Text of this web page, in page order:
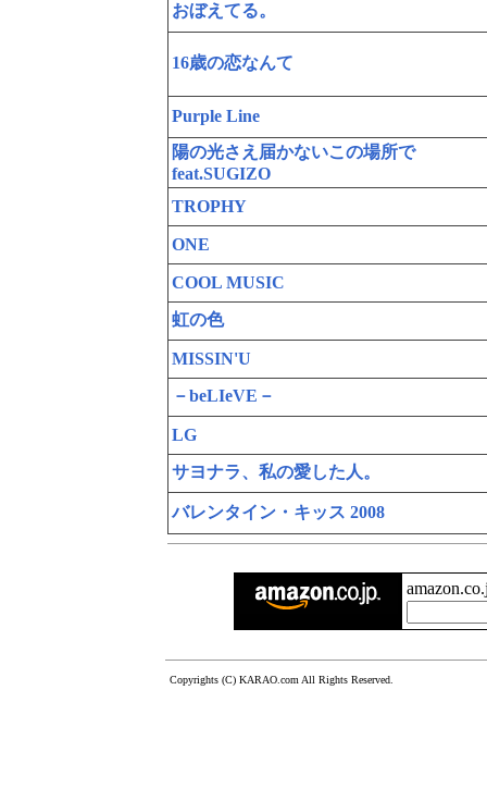
おぼえてる。
16歳の恋なんて
Purple Line
陽の光さえ届かないこの場所で
feat.SUGIZO
TROPHY
ONE
COOL MUSIC
虹の色
MISSIN'U
－beLIeVE－
LG
サヨナラ、私の愛した人。
バレンタイン・キッス 2008
Copyrights (C) KARAO.com All Rights Reserved.